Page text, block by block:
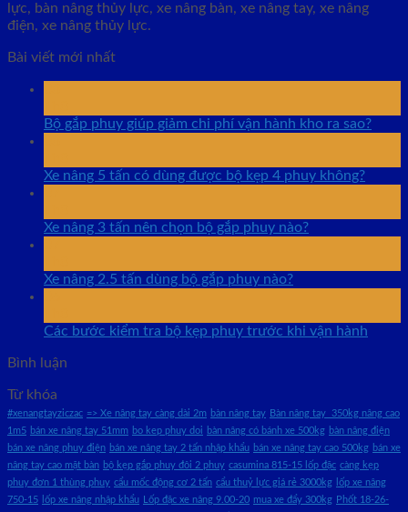
lực, bàn nâng thủy lực, xe nâng bàn, xe nâng tay, xe nâng
điện, xe nâng thủy lực.
Bài viết mới nhất
Bộ gắp phuy giúp giảm chi phí vận hành kho ra sao?
Xe nâng 5 tấn có dùng được bộ kẹp 4 phuy không?
Xe nâng 3 tấn nên chọn bộ gắp phuy nào?
Xe nâng 2.5 tấn dùng bộ gắp phuy nào?
Các bước kiểm tra bộ kẹp phuy trước khi vận hành
Bình luận
Từ khóa
#xenangtayziczac => Xe nâng tay càng dài 2m bàn nâng tay Bàn nâng tay 350kg nâng cao
1m5 bán xe nâng tay 51mm bo kep phuy doi bàn nâng có bánh xe 500kg bàn nâng điện
bán xe nâng phuy điện bán xe nâng tay 2 tấn nhập khẩu bán xe nâng tay cao 500kg bán xe
nâng tay cao mặt bàn bộ kẹp gắp phuy đôi 2 phuy casumina 815-15 lốp đặc càng kẹp
phuy đơn 1 thùng phuy cẩu mốc động cơ 2 tấn cẩu thuỷ lực giá rẻ 3000kg
lốp xe nâng
750-15
lốp xe nâng nhập khẩu Lốp đặc xe nâng 9.00-20 mua xe đẩy 300kg Phốt 18-26-